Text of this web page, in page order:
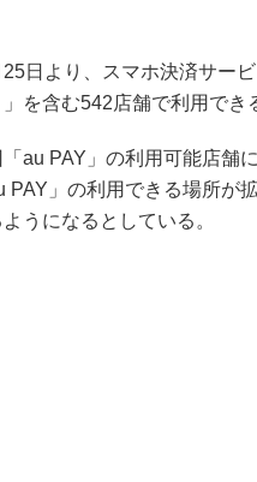
日より、スマホ決済サービ
」を含む542店舗で利用でき
au PAY」の利用可能店舗
PAY」の利用できる場所が
うになるとしている。